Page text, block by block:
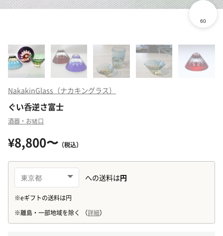
NakakinGlass（ナカキングラス）
ぐい呑逆さ富士
酒器・お猪口
¥8,800〜 （税込）